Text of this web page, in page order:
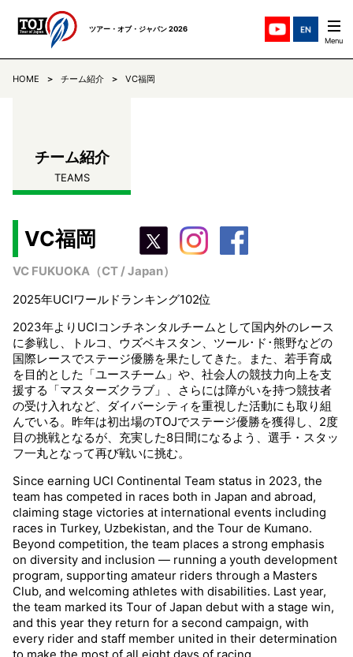
ツアー・オブ・ジャパン 2026
ステージ紹介 STAGES
ニュース
リザルト RESULTS
コミュニケ COMMUNIQUE
TOJについて ABOUT
観戦について GUIDE
過去の大会 HISTORY
Instagram Instagram
X X（旧twitter）
Facebook Facebook
HOME チーム紹介 VC福岡
チーム紹介
TEAMS
VC福岡
VC FUKUOKA（CT / Japan）
2025年UCIワールドランキング102位
2023年よりUCIコンチネンタルチームとして国内外のレース
に参戦し、トルコ、ウズベキスタン、ツール･ド･熊野などの
国際レースでステージ優勝を果たしてきた。また、若手育成
を目的とした「ユースチーム」や、社会人の競技力向上を支
援する「マスターズクラブ」、さらには障がいを持つ競技者
の受け入れなど、ダイバーシティを重視した活動にも取り組
んでいる。昨年は初出場のTOJでステージ優勝を獲得し、2度
目の挑戦となるが、充実した8日間になるよう、選手・スタッ
フ一丸となって再び戦いに挑む。
Since earning UCI Continental Team status in 2023, the
team has competed in races both in Japan and abroad,
claiming stage victories at international events including
races in Turkey, Uzbekistan, and the Tour de Kumano.
Beyond competition, the team places a strong emphasis
on diversity and inclusion — running a youth development
program, supporting amateur riders through a Masters
Club, and welcoming athletes with disabilities. Last year,
the team marked its Tour of Japan debut with a stage win,
and this year they return for a second campaign, with
every rider and staff member united in their determination